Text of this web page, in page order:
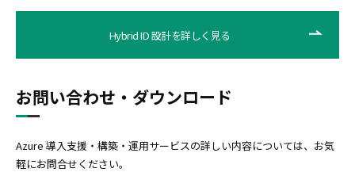
Hybrid ID 設計を詳しく見る
お問い合わせ・ダウンロード
Azure 導入支援・構築・運用サービスの詳しい内容については、お気
軽にお問合せください。